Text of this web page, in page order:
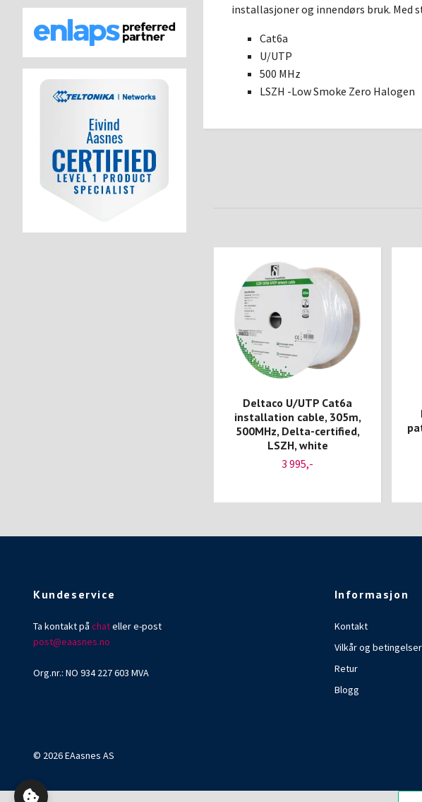
installasjoner og innendørs bruk.
Cat6a
U/UTP
500 MHz
LSZH -Low Smoke Zero Halogen
Deltaco U/UTP Cat6a
installation cable, 305m,
500MHz, Delta-certified,
LSZH, white
3 995,-
Kundeservice
Ta kontakt på chateller e-post
post@eaasnes.no
Org.nr.: NO 934 227 603 MVA
Informasjon
Kontakt
Vilkår og betingelser
Retur
Blogg
© 2026 EAasnes AS